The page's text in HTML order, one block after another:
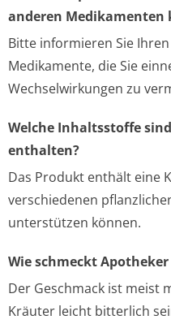
anderen Medikamenten
Bitte informieren Sie
Medikamente, die Sie
Wechselwirkungen zu
Welche Inhaltsstoffe
enthalten?
Das Produkt enthält eine
verschiedenen
unterstützen können.
Wie schmeckt
Der Geschmack ist meist
Kräuter leicht bitterlich